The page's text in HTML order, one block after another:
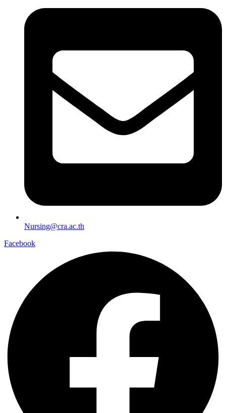
Nursing@cra.ac.th
Facebook